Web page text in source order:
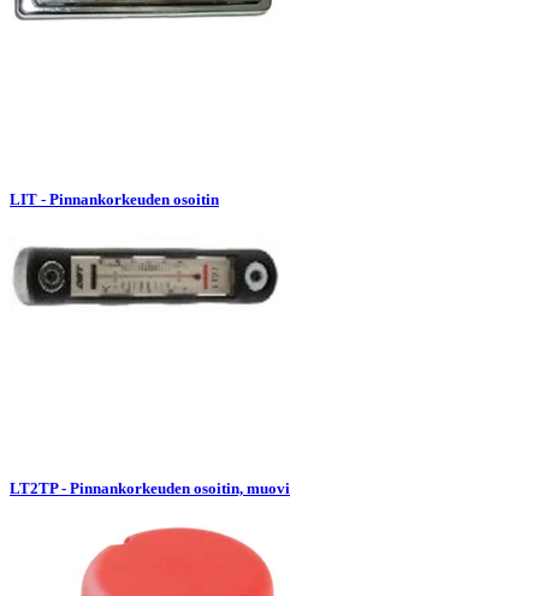
LIT - Pinnankorkeuden osoitin
LT2TP - Pinnankorkeuden osoitin, muovi